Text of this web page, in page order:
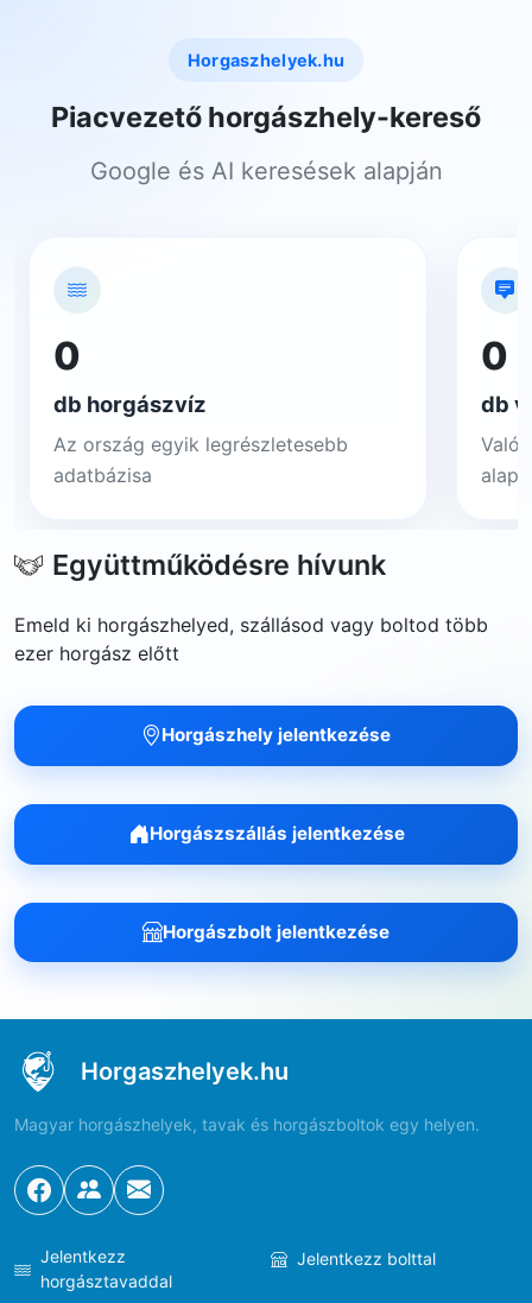
Horgaszhelyek.hu
Piacvezető horgászhely-kereső
Google és AI keresések alapján
0
db horgászvíz
Az ország egyik legrészletesebb
adatbázisa
0
db
Együttműködésre hívunk
Emeld ki horgászhelyed, szállásod vagy boltod több
ezer horgász előtt
Horgászhely jelentkezése
Horgászszállás jelentkezése
Horgászbolt jelentkezése
Horgaszhelyek.hu
Magyar horgászhelyek, tavak és horgászboltok egy helyen.
Jelentkezz
horgásztavaddal
Jelentkezz bolttal